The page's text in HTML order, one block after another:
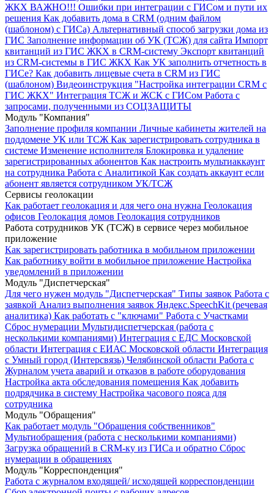
ЖКХ ВАЖНО!!! Ошибки при интеграции с ГИСом и пути их
решения Как добавить дома в CRM (одним файлом
(шаблоном) с ГИСа) Альтернативный способ загрузки дома из
ГИС Заполнение информации об УК (ТСЖ) для сайта Импорт
квитанций из ГИС ЖКХ в CRM-систему Экспорт квитанций
из CRM-системы в ГИС ЖКХ Как УК заполнить отчетность в
ГИСе? Как добавить лицевые счета в CRM из ГИС
(шаблоном) Видеоинструкция "Настройка интеграции CRM с
ГИС ЖКХ" Интеграция ТСЖ и ЖСК с ГИСом Работа с
запросами, полученными из СОЦЗАЩИТЫ
Модуль "Компания"
Заполнение профиля компании Личные кабинеты жителей на
поддомене УК или ТСЖ Как зарегистрировать сотрудника в
системе Изменение исполнителя Блокировка и удаление
зарегистрированных абонентов Как настроить мультиаккаунт
на сотрудника Работа с Аналитикой Как создать аккаунт если
абонент является сотрудником УК/ТСЖ
Сервисы геолокации
Как работает геолокация и для чего она нужна Геолокация
офисов Геолокация домов Геолокация сотрудников
Работа сотрудников УК (ТСЖ) в сервисе через мобильное
приложение
Как зарегистрировать работника в мобильном приложении
Как работнику войти в мобильное приложение Настройка
уведомлений в приложении
Модуль "Диспетчерская"
Для чего нужен модуль "Диспетчерская" Типы заявок Работа с
заявкой Анализ выполнения заявок Яндекс.SpeechKit (речевая
аналитика) Как работать с "ключами" Работа с Участками
Сброс нумерации Мультидиспетчерская (работа с
несколькими компаниями) Интеграция с ЕДС Московской
области Интеграция с ЕИАС Московской области Интеграция
с Умный город (Интерсвязь) Челябинской области Работа с
Журналом учета аварий и отказов в работе оборудования
Настройка акта обследования помещения Как добавить
подрядчика в систему Настройка часового пояса для
сотрудника
Модуль "Обращения"
Как работает модуль "Обращения собственников"
Мультиобращения (работа с несколькими компаниями)
Загрузка обращений в CRM-ку из ГИСа и обратно Сброс
нумерации в обращениях
Модуль "Корреспонденция"
Работа с журналом входящей/ исходящей корреспонденции